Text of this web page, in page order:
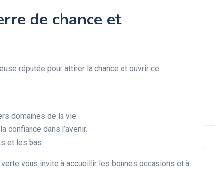
de chance et
réputée pour attirer la chance et ouvrir de
domaines de la vie.
confiance dans l’avenir.
et les bas.
vous invite à accueillir les bonnes occasions et à